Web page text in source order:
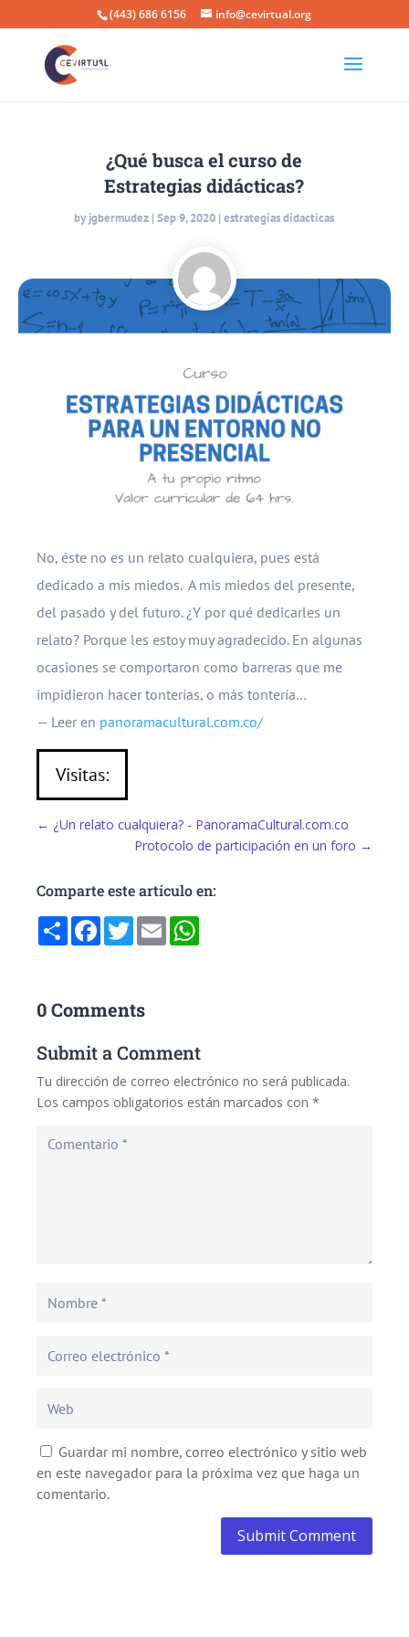
(443) 686 6156 info@cevirtual.org
¿Qué busca el curso de
Estrategias didácticas?
by jgbermudez |Sep 9, 2020 |estrategias didacticas
No, éste no es un relato cualquiera, pues está
dedicado a mis miedos. A mis miedos del presente,
del pasado y del futuro. ¿Y por qué dedicarles un
relato? Porque les estoy muy agradecido. En algunas
ocasiones se comportaron como barreras que me
impidieron hacer tonterías, o más tontería…
— Leer en panoramacultural.com.co/
Visitas:
← ¿Un relato cualquiera? - PanoramaCultural.com.co
Protocolo de participación en un foro →
Comparte este artículo en:
CompartirFacebook
TwitterEmail
0 Comments
Submit a Comment
Tu dirección de correo electrónico no será publicada.
Los campos obligatorios están marcados con*
Guardar mi nombre, correo electrónico y sitio web
en este navegador para la próxima vez que haga un
comentario.
Submit Comment